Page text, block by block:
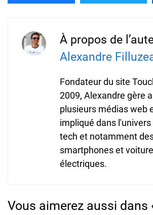
À propos de
Alexandre
Fondateur du site
2009, Alexandre gère
plusieurs médias web
impliqué dans l'univers
tech et notamment
smartphones et
électriques.
Vous aimerez aussi dans